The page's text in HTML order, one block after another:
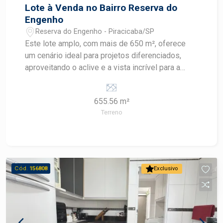
imperdível!
Lote à Venda no Bairro Reserva do
Engenho
Reserva do Engenho - Piracicaba/SP
Este lote amplo, com mais de 650 m², oferece
um cenário ideal para projetos diferenciados,
aproveitando o aclive e a vista incrível para a
bem-estar, clima agradável e sensação de
tranquilidade, privacidade e contato direto com a
natureza - Vista panorâmica para a cidade,
perfeita para quem busca um cenário exclusivo -
Bairro planejado, com excelente padrão
construtivo e infraestrutura completa - Ambiente
655.56 m²
Terreno
Exclusivo
Cód. 156808